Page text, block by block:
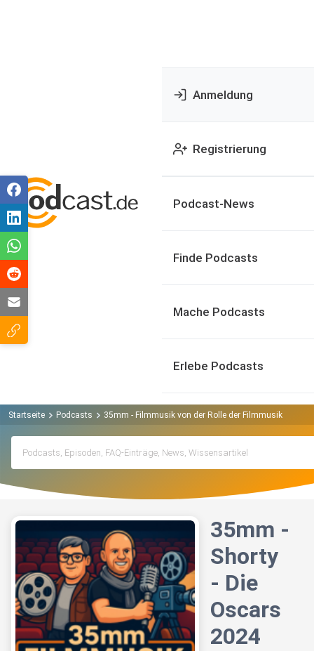
Anmeldung
Registrierung
Podcast-News
Finde Podcasts
Mache Podcasts
Erlebe Podcasts
Startseite Podcasts 35mm - Filmmusik von der Rolle der Filmmusik
35mm -
Shorty
- Die
Oscars
2024